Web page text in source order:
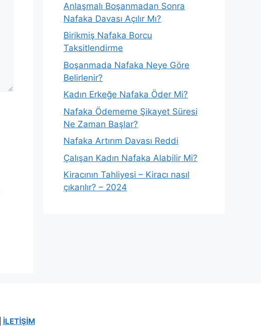
Anlaşmalı Boşanmadan Sonra
Nafaka Davası Açılır Mı?
Birikmiş Nafaka Borcu
Taksitlendirme
Boşanmada Nafaka Neye Göre
Belirlenir?
Kadın Erkeğe Nafaka Öder Mi?
Nafaka Ödememe Şikayet Süresi
Ne Zaman Başlar?
Nafaka Artırım Davası Reddi
Çalışan Kadın Nafaka Alabilir Mi?
Kiracının Tahliyesi – Kiracı nasıl
çıkarılır? – 2024
İLETİŞİM